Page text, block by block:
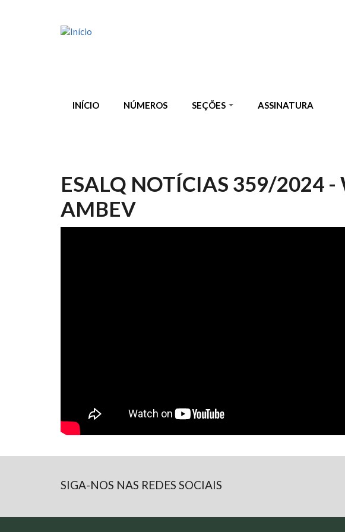
INÍCIO NÚMEROS SEÇÕES ASSINATURA
ESALQ NOTÍCIAS 359/2024 -
AMBEV
SIGA-NOS NAS REDES SOCIAIS